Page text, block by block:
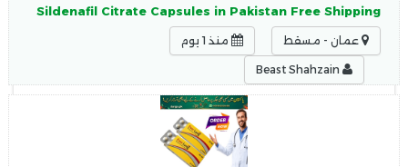
Sildenafil Citrate Capsules in Pakistan Free Shipping
عمان - مسقط منذ 1 يوم